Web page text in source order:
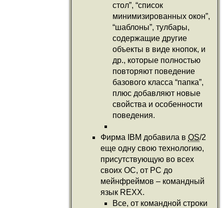
стол”, “список
минимизированных окон”,
“шаблоны”, тулбары,
содержащие другие
объекты в виде кнопок, и
др., которые полностью
повторяют поведение
базового класса “папка”,
плюс добавляют новые
свойства и особенности
поведения.
Фирма IBM добавила в OS/2
еще одну свою технологию,
присутствующую во всех
своих ОС, от PC до
мейнфреймов – командный
язык REXX.
Все, от командной строки